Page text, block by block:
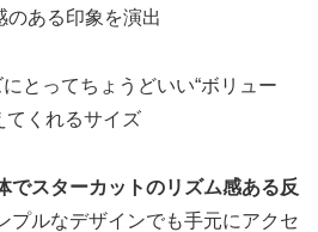
のある印象を演出
とってちょうどいい“ボリュー
てくれるサイズ
でスターカットのリズム感ある反
プルなデザインでも手元にアクセ